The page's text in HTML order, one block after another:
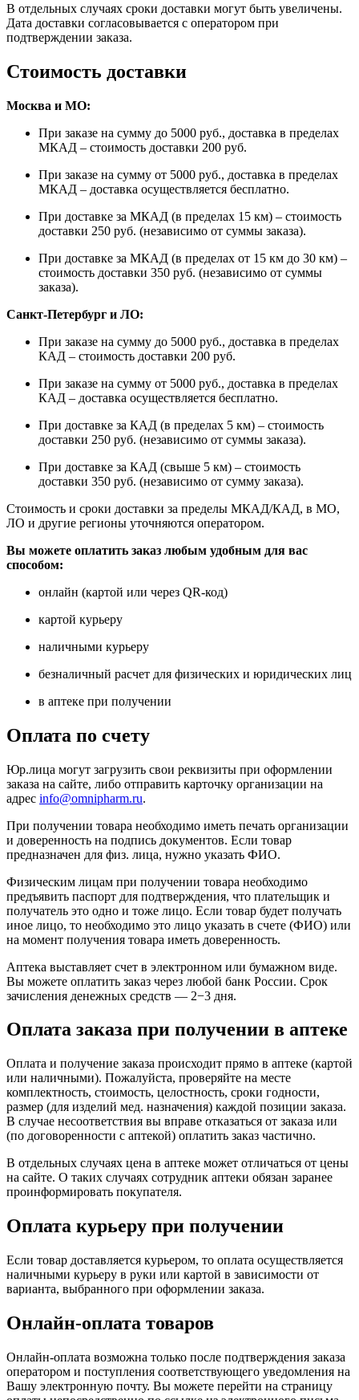
В отдельных случаях сроки доставки могут быть увеличены.
Дата доставки согласовывается с оператором при
подтверждении заказа.
Стоимость доставки
Москва и МО:
При заказе на сумму до 5000 руб., доставка в пределах
МКАД – стоимость доставки 200 руб.
При заказе на сумму от 5000 руб., доставка в пределах
МКАД – доставка осуществляется бесплатно.
При доставке за МКАД (в пределах 15 км) – стоимость
доставки 250 руб. (независимо от суммы заказа).
При доставке за МКАД (в пределах от 15 км до 30 км) –
стоимость доставки 350 руб. (независимо от суммы
заказа).
Санкт-Петербург и ЛО:
При заказе на сумму до 5000 руб., доставка в пределах
КАД – стоимость доставки 200 руб.
При заказе на сумму от 5000 руб., доставка в пределах
КАД – доставка осуществляется бесплатно.
При доставке за КАД (в пределах 5 км) – стоимость
доставки 250 руб. (независимо от суммы заказа).
При доставке за КАД (свыше 5 км) – стоимость
доставки 350 руб. (независимо от сумму заказа).
Стоимость и сроки доставки за пределы МКАД/КАД, в МО,
ЛО и другие регионы уточняются оператором.
Вы можете оплатить заказ любым удобным для вас
способом:
онлайн (картой или через QR-код)
картой курьеру
наличными курьеру
безналичный расчет для физических и юридических лиц
в аптеке при получении
Оплата по счету
Юр.лица могут загрузить свои реквизиты при оформлении
заказа на сайте, либо отправить карточку организации на
адрес info@omnipharm.ru.
При получении товара необходимо иметь печать организации
и доверенность на подпись документов. Если товар
предназначен для физ. лица, нужно указать ФИО.
Физическим лицам при получении товара необходимо
предъявить паспорт для подтверждения, что плательщик и
получатель это одно и тоже лицо. Если товар будет получать
иное лицо, то необходимо это лицо указать в счете (ФИО) или
на момент получения товара иметь доверенность.
Аптека выставляет счет в электронном или бумажном виде.
Вы можете оплатить заказ через любой банк России. Срок
зачисления денежных средств — 2−3 дня.
Оплата заказа при получении в аптеке
Оплата и получение заказа происходит прямо в аптеке (картой
или наличными). Пожалуйста, проверяйте на месте
комплектность, стоимость, целостность, сроки годности,
размер (для изделий мед. назначения) каждой позиции заказа.
В случае несоответствия вы вправе отказаться от заказа или
(по договоренности с аптекой) оплатить заказ частично.
В отдельных случаях цена в аптеке может отличаться от цены
на сайте. О таких случаях сотрудник аптеки обязан заранее
проинформировать покупателя.
Оплата курьеру при получении
Если товар доставляется курьером, то оплата осуществляется
наличными курьеру в руки или картой в зависимости от
варианта, выбранного при оформлении заказа.
Онлайн-оплата товаров
Онлайн-оплата возможна только после подтверждения заказа
оператором и поступления соответствующего уведомления на
Вашу электронную почту. Вы можете перейти на страницу